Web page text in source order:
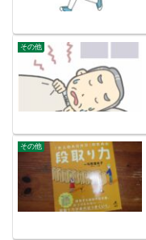
その他
その他